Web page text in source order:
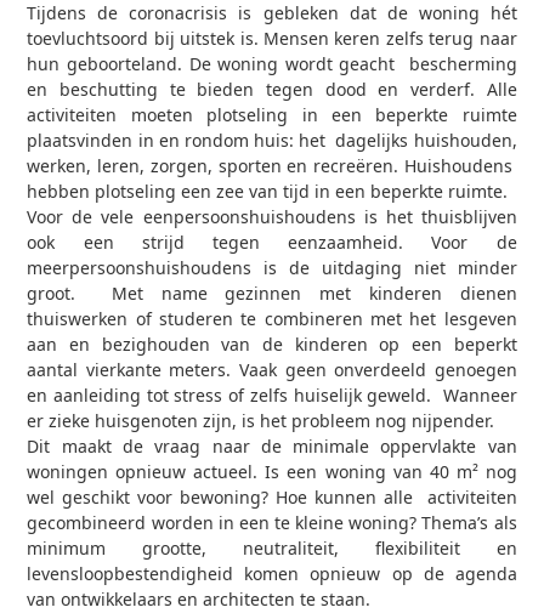
Tijdens de coronacrisis is gebleken dat de woning hét
toevluchtsoord bij uitstek is. Mensen keren zelfs terug naar
hun geboorteland. De woning wordt geacht bescherming
en beschutting te bieden tegen dood en verderf. Alle
activiteiten moeten plotseling in een beperkte ruimte
plaatsvinden in en rondom huis: het dagelijks huishouden,
werken, leren, zorgen, sporten en recreëren. Huishoudens
hebben plotseling een zee van tijd in een beperkte ruimte.
Voor de vele eenpersoonshuishoudens is het thuisblijven
ook een strijd tegen eenzaamheid. Voor de
meerpersoonshuishoudens is de uitdaging niet minder
groot. Met name gezinnen met kinderen dienen
thuiswerken of studeren te combineren met het lesgeven
aan en bezighouden van de kinderen op een beperkt
aantal vierkante meters. Vaak geen onverdeeld genoegen
en aanleiding tot stress of zelfs huiselijk geweld. Wanneer
er zieke huisgenoten zijn, is het probleem nog nijpender.
Dit maakt de vraag naar de minimale oppervlakte van
woningen opnieuw actueel. Is een woning van 40 m² nog
wel geschikt voor bewoning? Hoe kunnen alle activiteiten
gecombineerd worden in een te kleine woning? Thema’s als
minimum grootte, neutraliteit, flexibiliteit en
levensloopbestendigheid komen opnieuw op de agenda
van ontwikkelaars en architecten te staan.